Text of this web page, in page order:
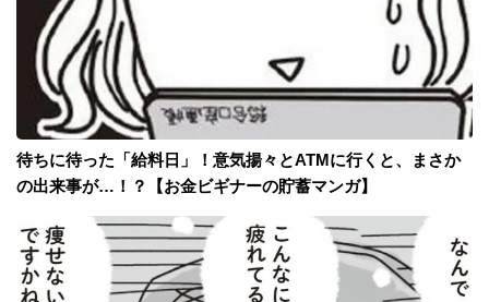
待ちに待った「給料日」！意気揚々とATMに行くと、まさか
の出来事が…！？【お金ビギナーの貯蓄マンガ】